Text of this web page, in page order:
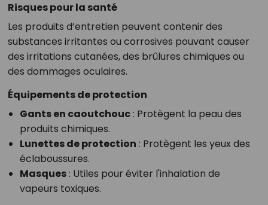
Risques pour la santé
Les produits d’entretien peuvent contenir des
substances irritantes ou corrosives pouvant causer
des irritations cutanées, des brûlures chimiques ou
des dommages oculaires.
Équipements de protection
Gants en caoutchouc: Protègent la peau des
produits chimiques.
Lunettes de protection : Protègent les yeux des
éclaboussures.
Masques: Utiles pour éviter l'inhalation de
vapeurs toxiques.